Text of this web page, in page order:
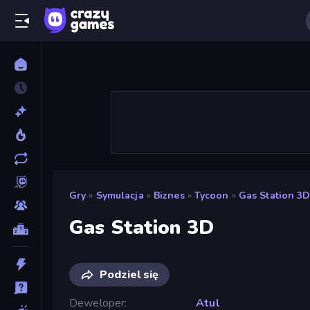
Gry » Symulacja » Biznes » Tycoon » Gas Station 3D
Gas Station 3D
Podziel się
Deweloper
Atul